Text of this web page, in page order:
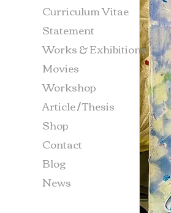
Curriculum Vitae
Statement
Works & Exhibitions
Movies
Workshop
Article / Thesis
Shop
Contact
Blog
News